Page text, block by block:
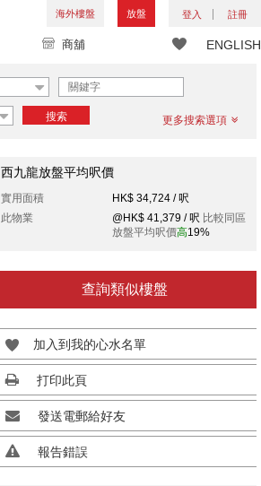
海外樓盤 放盤 登入 註冊
ENGLISH
商舖
搜索 更多搜索選項
西九龍放盤平均呎價
實用面積
HK$ 34,724 / 呎
此物業
@HK$ 41,379 / 呎 比較同區
放盤平均呎價高19%
查詢類似樓盤
加入到我的心水名單
打印此頁
發送電郵給好友
報告錯誤